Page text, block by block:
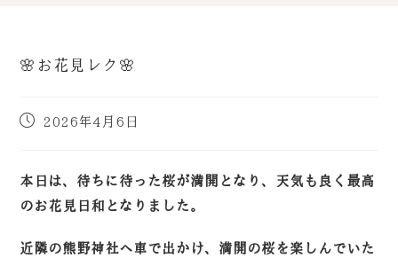
🌸お花見レク🌸
2026年4月6日
本日は、待ちに待った桜が満開となり、天気も良く最高
のお花見日和となりました。
近隣の熊野神社へ車で出かけ、満開の桜を楽しんでいた